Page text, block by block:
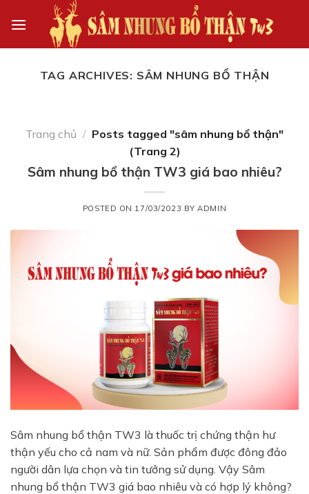
TAG ARCHIVES: SÂM NHUNG BỔ THẬN
Trang chủ / Posts tagged "sâm nhung bổ thận"
(Trang 2)
Sâm nhung bổ thận TW3 giá bao nhiêu?
POSTED ON 17/03/2023 BYADMIN
Sâm nhung bổ thận TW3 là thuốc trị chứng thận hư
thận yếu cho cả nam và nữ. Sản phẩm được đông đảo
người dân lựa chọn và tin tưởng sử dụng. Vậy Sâm
nhung bổ thận TW3 giá bao nhiêu và có hợp lý không?